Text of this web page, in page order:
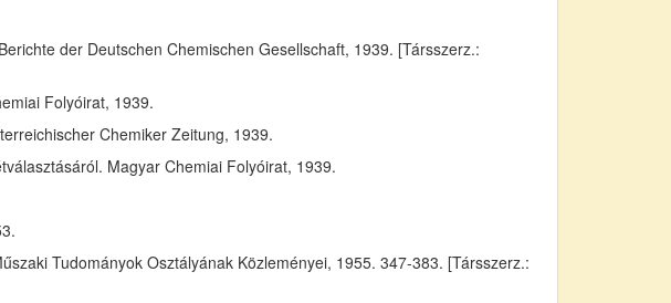
der Deutschen Chemischen Gesellschaft, 1939. [Társszerz.:
Folyóirat, 1939.
Chemiker Zeitung, 1939.
Magyar Chemiai Folyóirat, 1939.
Tudományok Osztályának Közleményei, 1955. 347-383. [Társszerz.: